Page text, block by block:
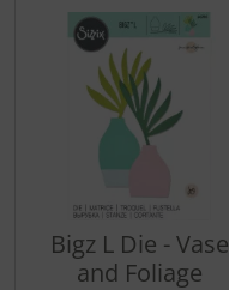
Bigz L Die - Vase
and Foliage